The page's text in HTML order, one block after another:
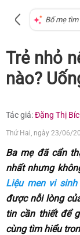
Trẻ nhỏ
nào?
Tác giả:Đặng Thị
Thứ Hai, ngày 23/06/
Ba mẹ đã cẩn
nhất nhưng
Liệu men vi
được nỗi lòng
tin cần thiết để
cùng tìm hiểu